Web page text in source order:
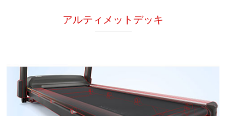
アルティメットデッキ